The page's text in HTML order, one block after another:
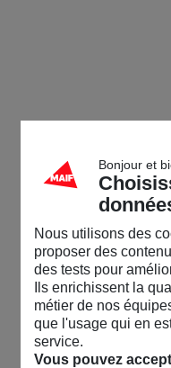
👋Vos premiers pas
explique tout ici !
Accueil
Anne
Militante
Ciné-Débat : Le
un ciné-débat, le vendredi
Jouvet de Chatou
pour vous inscrire, cliquer
Événement ouvert à tous.
sur evenements.maif.fr/78
Ciné-débat : le plastique
Bonjour et
Nous utilisons des
proposer des
des tests pour
Ils enrichissent la
métier de nos
que l'usage qui en
service.
Vous pouvez